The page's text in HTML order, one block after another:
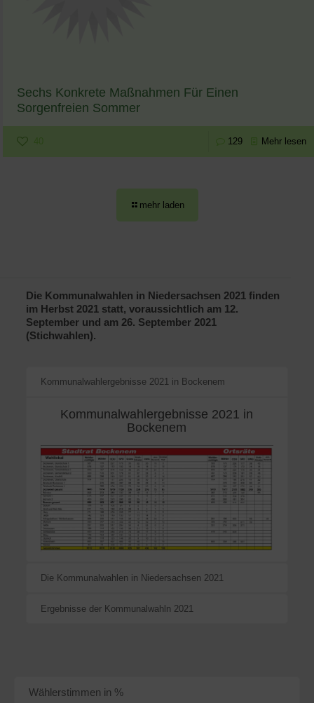
Sechs Konkrete Maßnahmen Für Einen
Sorgenfreien Sommer
40 129 Mehr lesen
mehr laden
Die Kommunalwahlen in Niedersachsen 2021 finden
im Herbst 2021 statt, voraussichtlich am 12.
September und am 26. September 2021
(Stichwahlen).
Kommunalwahlergebnisse 2021 in Bockenem
Kommunalwahlergebnisse 2021 in
Bockenem
Die Kommunalwahlen in Niedersachsen 2021
Ergebnisse der Kommunalwahln 2021
Wählerstimmen in %